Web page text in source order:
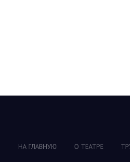
НА ГЛАВНУЮ О ТЕАТРЕ